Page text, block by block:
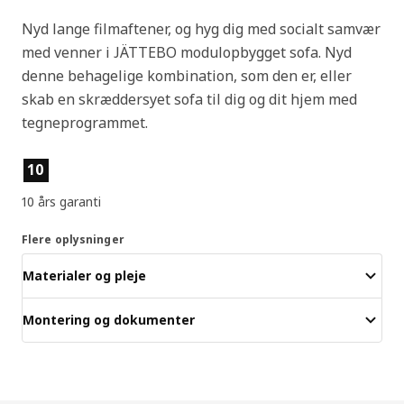
Nyd lange filmaftener, og hyg dig med socialt samvær
med venner i JÄTTEBO modulopbygget sofa. Nyd
denne behagelige kombination, som den er, eller
skab en skræddersyet sofa til dig og dit hjem med
tegneprogrammet.
Produktfunktioner
10
10 års garanti
Flere oplysninger
Materialer og pleje
Montering og dokumenter